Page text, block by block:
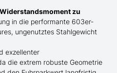
zu
in die performante 603er-
ungenutztes Stahlgewicht
exzellenter
die extrem robuste Geometrie